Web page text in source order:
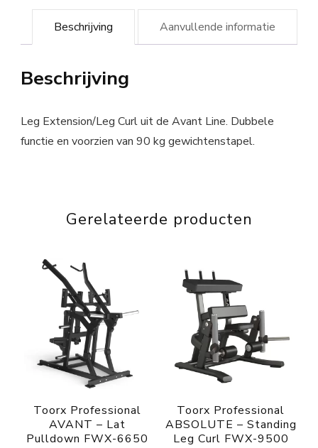
Beschrijving Aanvullende informatie
Beschrijving
Leg Extension/Leg Curl uit de Avant Line. Dubbele
functie en voorzien van 90 kg gewichtenstapel.
Gerelateerde producten
Toorx Professional
AVANT – Lat
Pulldown FWX-6650
Toorx Professional
ABSOLUTE – Standing
Leg Curl FWX-9500